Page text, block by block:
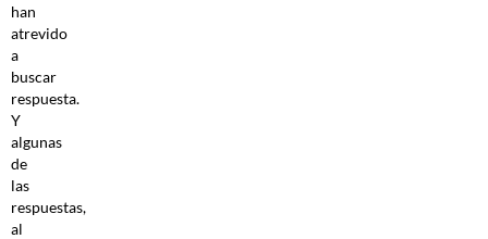
han
atrevido
a
buscar
respuesta.
Y
algunas
de
las
respuestas,
al